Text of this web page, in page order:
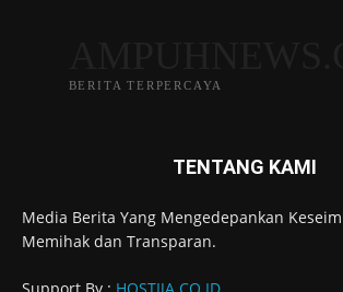
BERITA TERPERCAYA
TENTANG KAMI
Media Berita Yang Mengedepankan
Memihak dan Transparan.